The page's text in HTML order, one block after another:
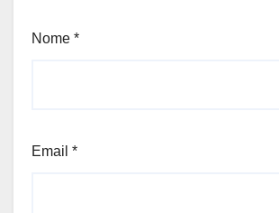
Nome *
Email *